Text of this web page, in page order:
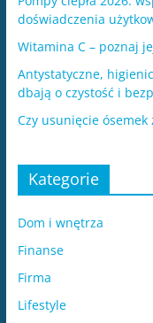
doświadczenia
Witamina C – poznaj
Antystatyczne,
dbają o czystość i
​Czy usunięcie
Kategorie
Dom i wnętrza
Finanse
Firma
Lifestyle